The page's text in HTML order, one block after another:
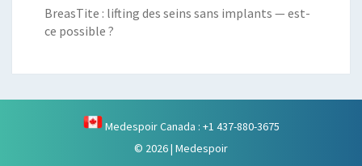
BreasTite : lifting des seins sans implants — est-
ce possible ?
Medespoir Canada : +1 437-880-3675
© 2026| Medespoir